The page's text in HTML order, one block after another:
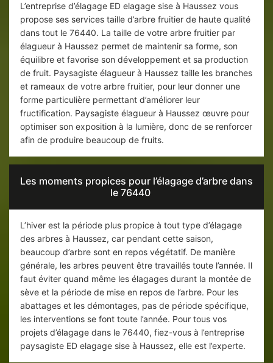
L’entreprise d’élagage ED elagage sise à Haussez vous
propose ses services taille d’arbre fruitier de haute qualité
dans tout le 76440. La taille de votre arbre fruitier par
élagueur à Haussez permet de maintenir sa forme, son
équilibre et favorise son développement et sa production
de fruit. Paysagiste élagueur à Haussez taille les branches
et rameaux de votre arbre fruitier, pour leur donner une
forme particulière permettant d’améliorer leur
fructification. Paysagiste élagueur à Haussez œuvre pour
optimiser son exposition à la lumière, donc de se renforcer
afin de produire beaucoup de fruits.
Les moments propices pour l’élagage d’arbre dans
le 76440
L’hiver est la période plus propice à tout type d’élagage
des arbres à Haussez, car pendant cette saison,
beaucoup d’arbre sont en repos végétatif. De manière
générale, les arbres peuvent être travaillés toute l’année. Il
faut éviter quand même les élagages durant la montée de
sève et la période de mise en repos de l’arbre. Pour les
abattages et les démontages, pas de période spécifique,
les interventions se font toute l’année. Pour tous vos
projets d’élagage dans le 76440, fiez-vous à l’entreprise
paysagiste ED elagage sise à Haussez, elle est l’experte.